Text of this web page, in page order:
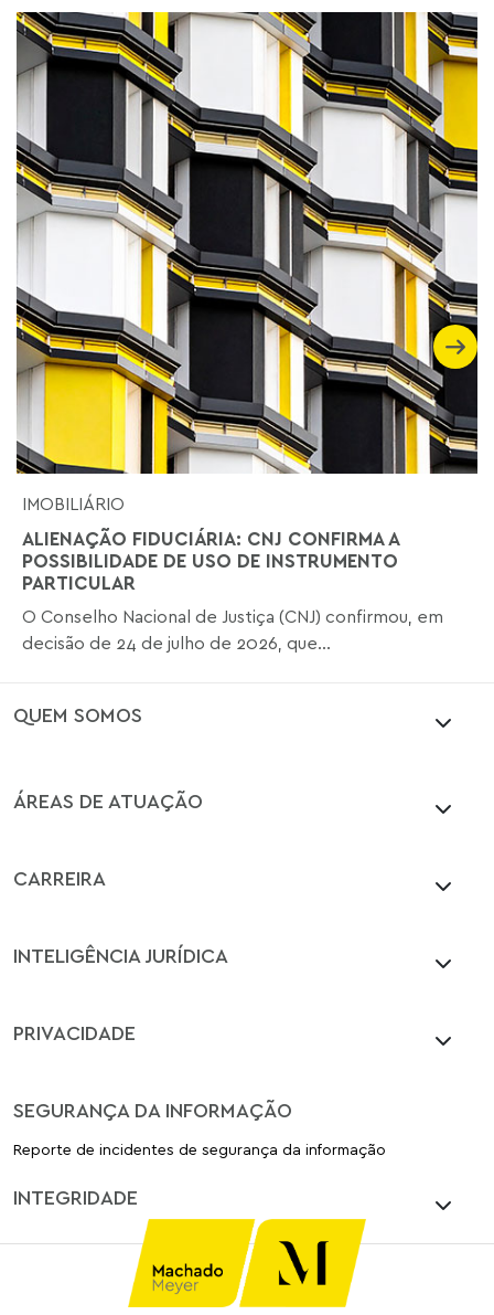
IMOBILIÁRIO
ALIENAÇÃO FIDUCIÁRIA: CNJ CONFIRMA A
POSSIBILIDADE DE USO DE INSTRUMENTO
PARTICULAR
O Conselho Nacional de Justiça (CNJ) confirmou, em
decisão de 24 de julho de 2026, que...
QUEM SOMOS
ÁREAS DE ATUAÇÃO
CARREIRA
INTELIGÊNCIA JURÍDICA
PRIVACIDADE
SEGURANÇA DA INFORMAÇÃO
Reporte de incidentes de segurança da informação
INTEGRIDADE